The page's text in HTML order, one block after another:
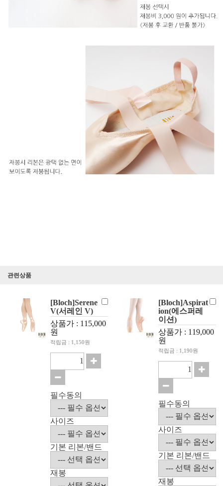
관련상품
[Bloch]Serene
V(서레인 V)
상품가 : 115,000
원
적립금 : 1,150원
필수동의
사이즈
기본 리본/밴드
재봉
[Bloch]Aspirat
ion(에스퍼레
이션)
상품가 : 119,000
원
적립금 : 1,190원
필수동의
사이즈
기본 리본/밴드
재봉